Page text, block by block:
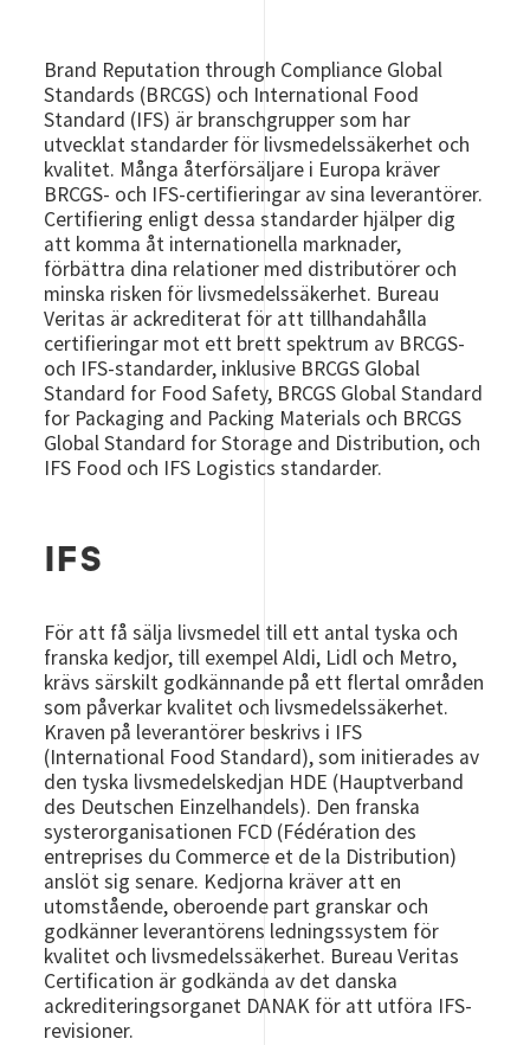
Brand Reputation through Compliance Global
Standards (BRCGS) och International Food
Standard (IFS) är branschgrupper som har
utvecklat standarder för livsmedelssäkerhet och
kvalitet. Många återförsäljare i Europa kräver
BRCGS- och IFS-certifieringar av sina leverantörer.
Certifiering enligt dessa standarder hjälper dig
att komma åt internationella marknader,
förbättra dina relationer med distributörer och
minska risken för livsmedelssäkerhet. Bureau
Veritas är ackrediterat för att tillhandahålla
certifieringar mot ett brett spektrum av BRCGS-
och IFS-standarder, inklusive BRCGS Global
Standard for Food Safety, BRCGS Global Standard
for Packaging and Packing Materials och BRCGS
Global Standard for Storage and Distribution, och
IFS Food och IFS Logistics standarder.
IFS
För att få sälja livsmedel till ett antal tyska och
franska kedjor, till exempel Aldi, Lidl och Metro,
krävs särskilt godkännande på ett flertal områden
som påverkar kvalitet och livsmedelssäkerhet.
Kraven på leverantörer beskrivs i IFS
(International Food Standard), som initierades av
den tyska livsmedelskedjan HDE (Hauptverband
des Deutschen Einzelhandels). Den franska
systerorganisationen FCD (Fédération des
entreprises du Commerce et de la Distribution)
anslöt sig senare. Kedjorna kräver att en
utomstående, oberoende part granskar och
godkänner leverantörens ledningssystem för
kvalitet och livsmedelssäkerhet. Bureau Veritas
Certification är godkända av det danska
ackrediteringsorganet DANAK för att utföra IFS-
revisioner.